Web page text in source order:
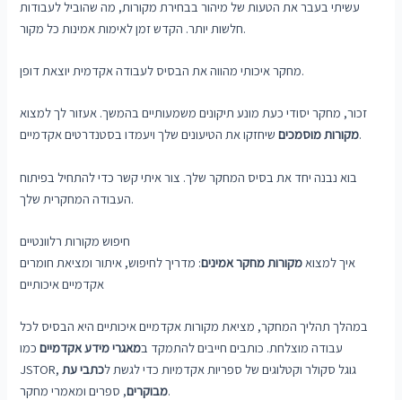
עשיתי בעבר את הטעות של מיהור בבחירת מקורות, מה שהוביל לעבודות
חלשות יותר. הקדש זמן לאימות אמינות כל מקור.
מחקר איכותי מהווה את הבסיס לעבודה אקדמית יוצאת דופן.
זכור, מחקר יסודי כעת מונע תיקונים משמעותיים בהמשך. אעזור לך למצוא
מקורות מוסמכיםשיחזקו את הטיעונים שלך ויעמדו בסטנדרטים אקדמיים.
בוא נבנה יחד את בסיס המחקר שלך. צור איתי קשר כדי להתחיל בפיתוח
העבודה המחקרית שלך.
חיפוש מקורות רלוונטיים
איך למצואמקורות מחקר אמינים: מדריך לחיפוש, איתור ומציאת חומרים
אקדמיים איכותיים
במהלך תהליך המחקר, מציאת מקורות אקדמיים איכותיים היא הבסיס לכל
עבודה מוצלחת. כותבים חייבים להתמקד במאגרי מידע אקדמייםכמו
JSTOR, גוגל סקולר וקטלוגים של ספריות אקדמיות כדי לגשת לכתבי עת
מבוקרים, ספרים ומאמרי מחקר.